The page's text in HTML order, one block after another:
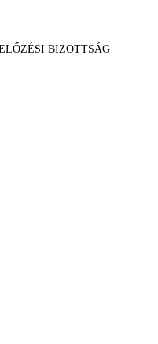
BIZOTTSÁG